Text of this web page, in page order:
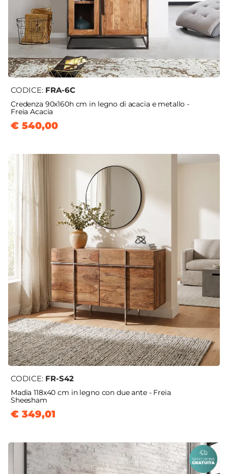
CODICE: FRA-6C
Credenza 90x160h cm in legno di acacia e metallo -
Freia Acacia
€ 540,00
CODICE: FR-S42
Madia 118x40 cm in legno con due ante - Freia
Sheesham
€ 349,01